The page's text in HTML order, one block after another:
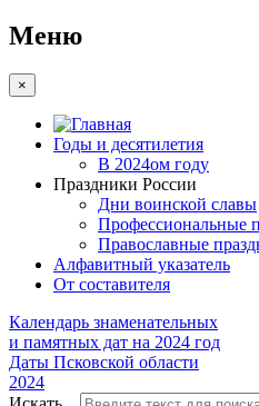
Меню
×
Годы и десятилетия
В 2024ом году
Праздники России
Дни воинской славы
Профессиональные
Православные
Алфавитный указатель
От составителя
Календарь знаменательных
и памятных дат на 2024 год
Даты Псковской области
2024